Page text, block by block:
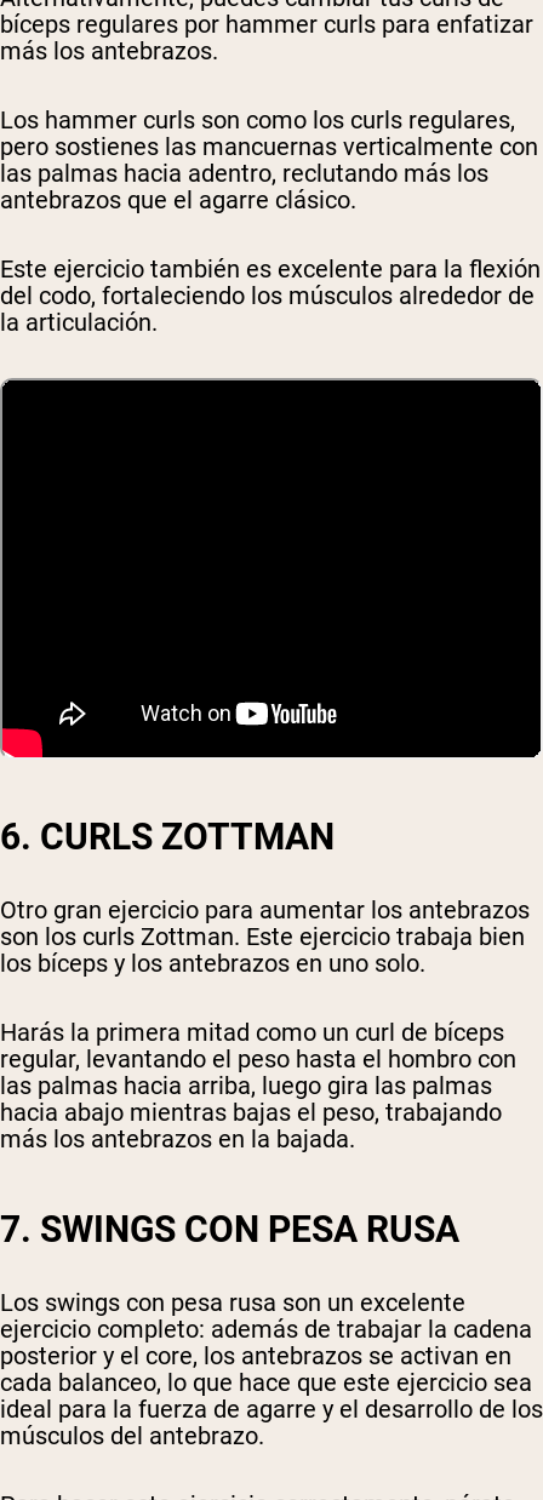
bíceps regulares por hammer curls para enfatizar
más los antebrazos.
Los hammer curls son como los curls regulares,
pero sostienes las mancuernas verticalmente con
las palmas hacia adentro, reclutando más los
antebrazos que el agarre clásico.
Este ejercicio también es excelente para la flexión
del codo, fortaleciendo los músculos alrededor de
la articulación.
6. CURLS ZOTTMAN
Otro gran ejercicio para aumentar los antebrazos
son los curls Zottman. Este ejercicio trabaja bien
los bíceps y los antebrazos en uno solo.
Harás la primera mitad como un curl de bíceps
regular, levantando el peso hasta el hombro con
las palmas hacia arriba, luego gira las palmas
hacia abajo mientras bajas el peso, trabajando
más los antebrazos en la bajada.
7. SWINGS CON PESA RUSA
Los swings con pesa rusa son un excelente
ejercicio completo: además de trabajar la cadena
posterior y el core, los antebrazos se activan en
cada balanceo, lo que hace que este ejercicio sea
ideal para la fuerza de agarre y el desarrollo de los
músculos del antebrazo.